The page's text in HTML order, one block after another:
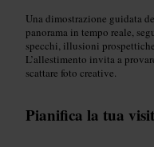
Una dimostrazione guidata
panorama in tempo reale,
specchi, illusioni
L’allestimento invita a
scattare foto creative.
Pianifica la tua